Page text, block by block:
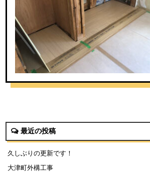
最近の投稿
久しぶりの更新です！
大津町外構工事